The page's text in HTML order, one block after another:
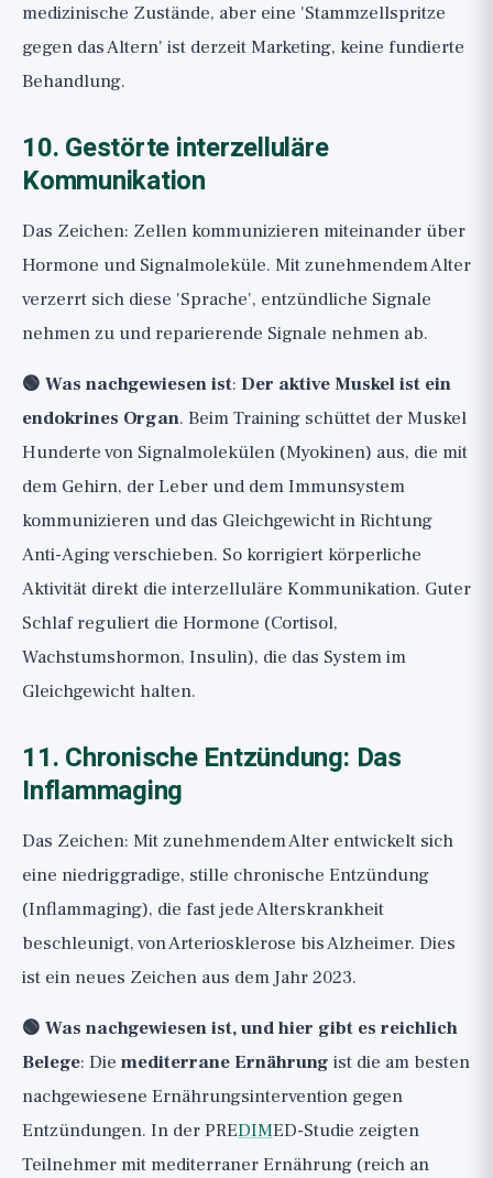
medizinische Zustände, aber eine 'Stammzellspritze
gegen das Altern' ist derzeit Marketing, keine fundierte
Behandlung.
10. Gestörte interzelluläre
Kommunikation
Das Zeichen: Zellen kommunizieren miteinander über
Hormone und Signalmoleküle. Mit zunehmendem Alter
verzerrt sich diese 'Sprache', entzündliche Signale
nehmen zu und reparierende Signale nehmen ab.
🟢 Was nachgewiesen ist: Der aktive Muskel ist ein
endokrines Organ. Beim Training schüttet der Muskel
Hunderte von Signalmolekülen (Myokinen) aus, die mit
dem Gehirn, der Leber und dem Immunsystem
kommunizieren und das Gleichgewicht in Richtung
Anti-Aging verschieben. So korrigiert körperliche
Aktivität direkt die interzelluläre Kommunikation. Guter
Schlaf reguliert die Hormone (Cortisol,
Wachstumshormon, Insulin), die das System im
Gleichgewicht halten.
11. Chronische Entzündung: Das
Inflammaging
Das Zeichen: Mit zunehmendem Alter entwickelt sich
eine niedriggradige, stille chronische Entzündung
(Inflammaging), die fast jede Alterskrankheit
beschleunigt, von Arteriosklerose bis Alzheimer. Dies
ist ein neues Zeichen aus dem Jahr 2023.
🟢 Was nachgewiesen ist, und hier gibt es reichlich
Belege: Die mediterrane Ernährung ist die am besten
nachgewiesene Ernährungsintervention gegen
Entzündungen. In der PREDIMED-Studie zeigten
Teilnehmer mit mediterraner Ernährung (reich an